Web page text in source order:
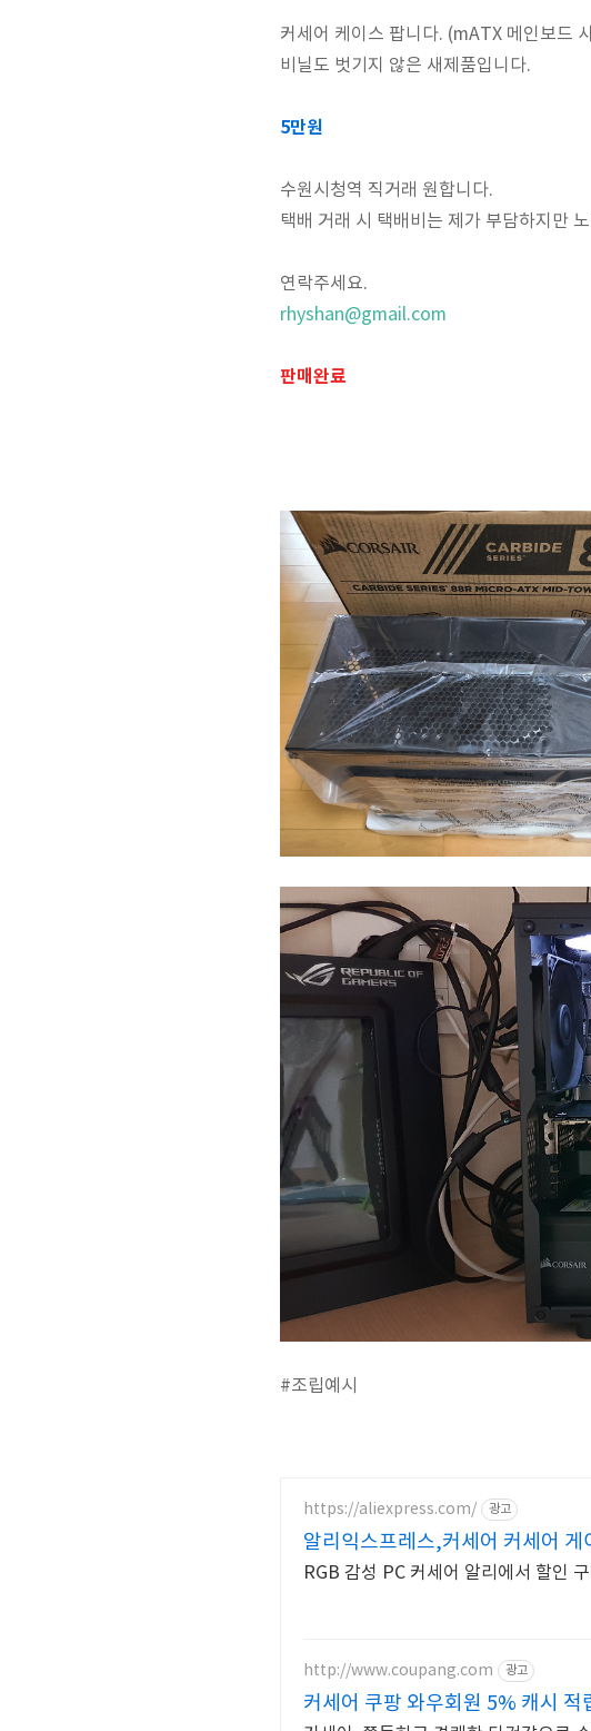
커세어 케이스 팝니다. (mATX 메인보드
비닐도 벗기지 않은 새제품입니다.
5만원
수원시청역 직거래 원합니다.
택배 거래 시 택배비는 제가 부담하지만
연락주세요.
rhyshan@gmail.com
판매완료
#조립예시
https://aliexpress.com/ 광고
알리익스프레스,커세어 커세어 게
RGB 감성 PC 커세어 알리에서 할인
http://www.coupang.com 광고
커세어 쿠팡 와우회원 5% 캐시 적